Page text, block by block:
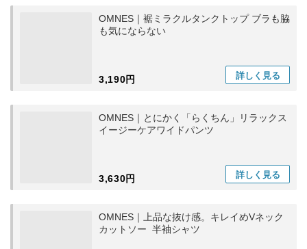
OMNES｜裾ミラクルタンクトップ ブラも脇
も気にならない
3,190円 詳しく 見る
OMNES｜とにかく「らくちん」リラックス
イージーケアワイドパンツ
3,630円 詳しく 見る
OMNES｜上品な抜け感。キレイめVネック
カットソー 半袖シャツ